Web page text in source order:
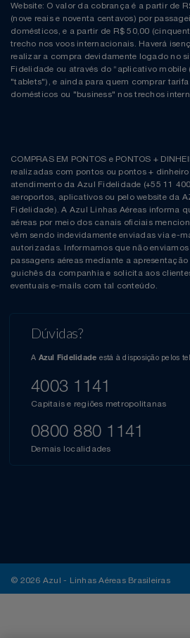
Website: O valor da cobrança é a partir de
(nove reais e noventa centavos) por
domésticos, e a partir de R$ 50,00
trecho nos voos internacionais. Haverá
realizar a compra devidamente logado no
Fidelidade ou através do “aplicativo mobile
"tablets"), e ainda para quem comprar
domésticos ou "business" nos trechos
COMPRAS EM PONTOS e PONTOS +
realizadas com pontos ou pontos +
atendimento da Azul Fidelidade (+55 11
aeroportos, aplicativos ou pelo website da
Fidelidade). A Azul Linhas Aéreas informa
aéreas por meio dos canais oficiais
vêm sendo indevidamente enviadas via e-
autorizadas. Informamos que não
passagens aéreas mediante a
guichês da companhia e solicita aos
eventuais e-mails com tal conteúdo.
Dúvidas?
A Azul Fidelidade está à disposição pelos
4003 1141
Capitais e regiões metropolitanas
0800 880 1141
Demais localidades
© 2026 Azul - Linhas Aéreas Brasileiras